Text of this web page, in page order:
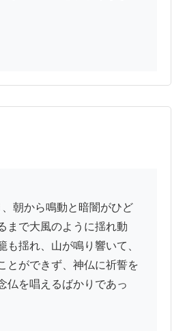
まで大風のように揺れ動
も揺れ、山が鳴り響いて、
とができず、神仏に祈誓を
仏を唱えるばかりであっ